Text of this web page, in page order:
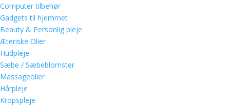
Computer tilbehør
Gadgets til hjemmet
Beauty & Personlig pleje
Æteriske Olier
Hudpleje
Sæbe / Sæbeblomster
Massageolier
Hårpleje
Kropspleje